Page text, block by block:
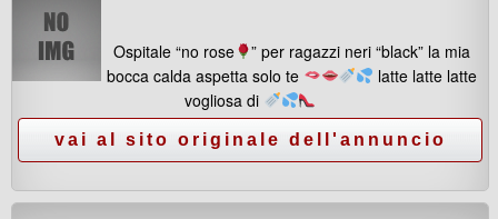
Ospitale “no rose
” per ragazzi neri “black” la mia
bocca calda aspetta solo te
latte latte latte
vogliosa di